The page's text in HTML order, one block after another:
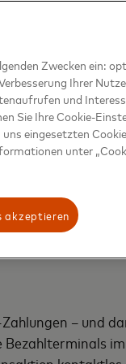
für
Bakenecker,
weiter
wie
kommt eine
Token.
NFC-
– und
Zwecken ein:
Ihrer
und
Sie Ihre Cookie-
eingesetzten
unter
akzeptieren